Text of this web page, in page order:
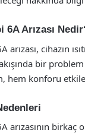
6A Arızası
arızası, cihazın
bir
hem konforu
arızasının birkaç